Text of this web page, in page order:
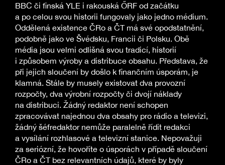
BBC či finská YLE i rakouská ŐRF od začátku
a po celou svou historii fungovaly jako jedno médium.
Oddělená existence ČRo a ČT má své opodstatnění,
podobně jako ve Švédsku, Francii či Polsku. Obě
média jsou velmi odlišná svou tradicí, historií
i způsobem výroby a distribuce obsahu. Představa, že
při jejich sloučení by došlo k finančním úsporám, je
klamná. Stále by musely existovat dva provozní
rozpočty, dva výrobní rozpočty či dvojí náklady
na distribuci. Žádný redaktor není schopen
zpracovávat najednou dva obsahy pro rádio a televizi,
žádný šéfredaktor nemůže paralelně řídit redakci
a vysílání rozhlasové a televizní stanice. Nepovažuji
za seriózní, že hovoříte o úsporách v případě sloučení
ČRo a ČT bez relevantních údajů, které by byly